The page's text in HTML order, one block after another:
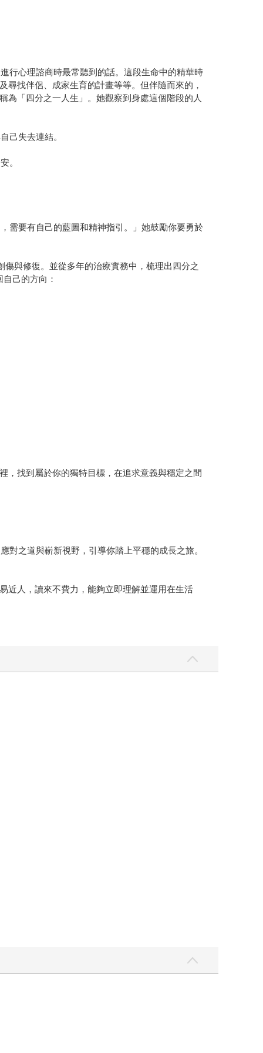
行心理諮商時最常聽到的話。這段生命中的精華時
找伴侶、成家生育的計畫等等。但伴隨而來的，
為「四分之一人生」。她觀察到身處這個階段的人
己失去連結。
。
需要有自己的藍圖和精神指引。」她鼓勵你要勇於
與修復。並從多年的治療實務中，梳理出四分之
己的方向：
，找到屬於你的獨特目標，在追求意義與穩定之間
之道與嶄新視野，引導你踏上平穩的成長之旅。
近人，讀來不費力，能夠立即理解並運用在生活